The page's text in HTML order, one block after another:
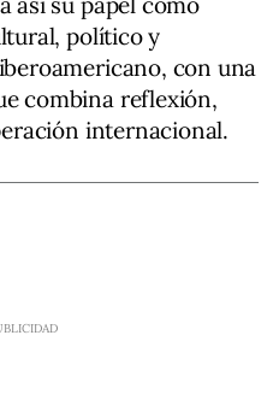
político y
con una
combina reflexión,
internacional.